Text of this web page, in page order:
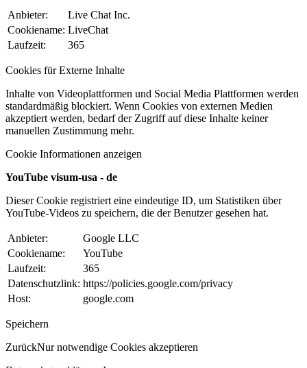
Anbieter:
Live Chat Inc.
Cookiename: LiveChat
Laufzeit:
365
Cookies für Externe Inhalte
Inhalte von Videoplattformen und Social Media Plattformen werden
standardmäßig blockiert. Wenn Cookies von externen Medien
akzeptiert werden, bedarf der Zugriff auf diese Inhalte keiner
manuellen Zustimmung mehr.
Cookie Informationen anzeigen
YouTube visum-usa - de
Dieser Cookie registriert eine eindeutige ID, um Statistiken über
YouTube-Videos zu speichern, die der Benutzer gesehen hat.
Anbieter:
Google LLC
Cookiename:
YouTube
Laufzeit:
365
Datenschutzlink: https://policies.google.com/privacy
Host:
google.com
Speichern
ZurückNur notwendige Cookies akzeptieren